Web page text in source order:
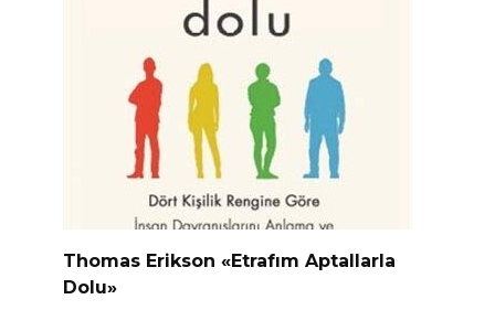
Thomas Erikson «Etrafım Aptallarla
Dolu»